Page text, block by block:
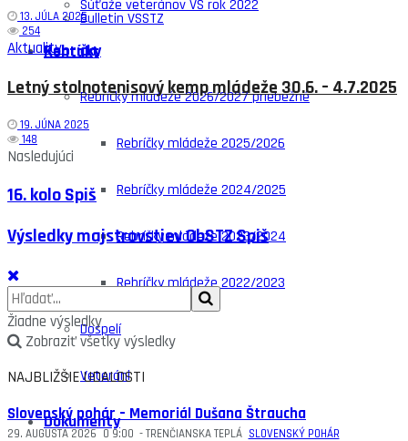
Bulletin VSSTZ
Kontakt
Súťaže veteránov VS rok 2022
Rebríčky
Rebríčky mládeže 2026/2027 priebežné
Rebríčky mládeže 2025/2026
Rebríčky mládeže 2024/2025
Rebríčky mládeže 2023/2024
Rebríčky mládeže 2022/2023
Dospelí
Veteráni
Dokumenty
13. JÚLA 2025
254
Aktuality
Letný stolnotenisový kemp mládeže 30.6. – 4.7.2025
19. JÚNA 2025
148
Nasledujúci
16. kolo Spiš
Výsledky majstrovstiev ObSTZ Spiš
Žiadne výsledky
Zobraziť všetky výsledky
NAJBLIŽŠIE UDALOSTI
Slovenský pohár – Memoriál Dušana Štraucha
29. AUGUSTA 2026 O 9:00 -TRENČIANSKA TEPLÁ SLOVENSKÝ POHÁR